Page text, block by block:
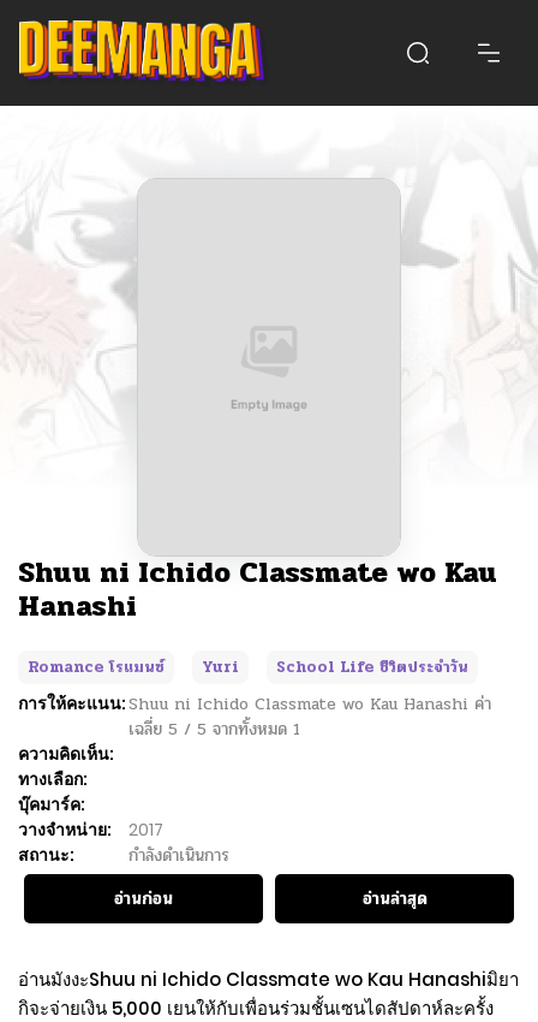
Shuu ni Ichido Classmate wo Kau
Hanashi
Romance โรแมนซ์ Yuri
School Life ชีวิตประจำวัน
การให้คะแนน:Shuu ni Ichido Classmate wo Kau Hanashi ค่า
เฉลี่ย 5 / 5 จากทั้งหมด 1
ความคิดเห็น:
ทางเลือก:
บุ๊คมาร์ค:
วางจำหน่าย:
2017
สถานะ:
กำลังดำเนินการ
อ่านก่อน
อ่านล่าสุด
อ่านมังงะShuu ni Ichido Classmate wo Kau Hanashiมิยา
กิจะจ่ายเงิน 5,000 เยนให้กับเพื่อนร่วมชั้นเซนไดสัปดาห์ละครั้ง